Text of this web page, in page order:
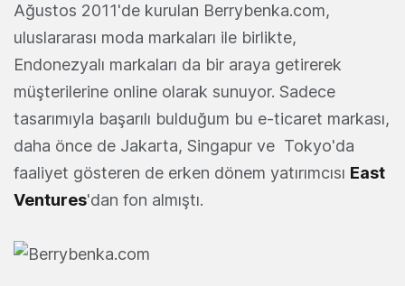
Ağustos 2011'de kurulan Berrybenka.com,
uluslararası moda markaları ile birlikte,
Endonezyalı markaları da bir araya getirerek
müşterilerine online olarak sunuyor. Sadece
tasarımıyla başarılı bulduğum bu e-ticaret markası,
daha önce de Jakarta, Singapur ve Tokyo'da
faaliyet gösteren de erken dönem yatırımcısı East
Ventures'dan fon almıştı.